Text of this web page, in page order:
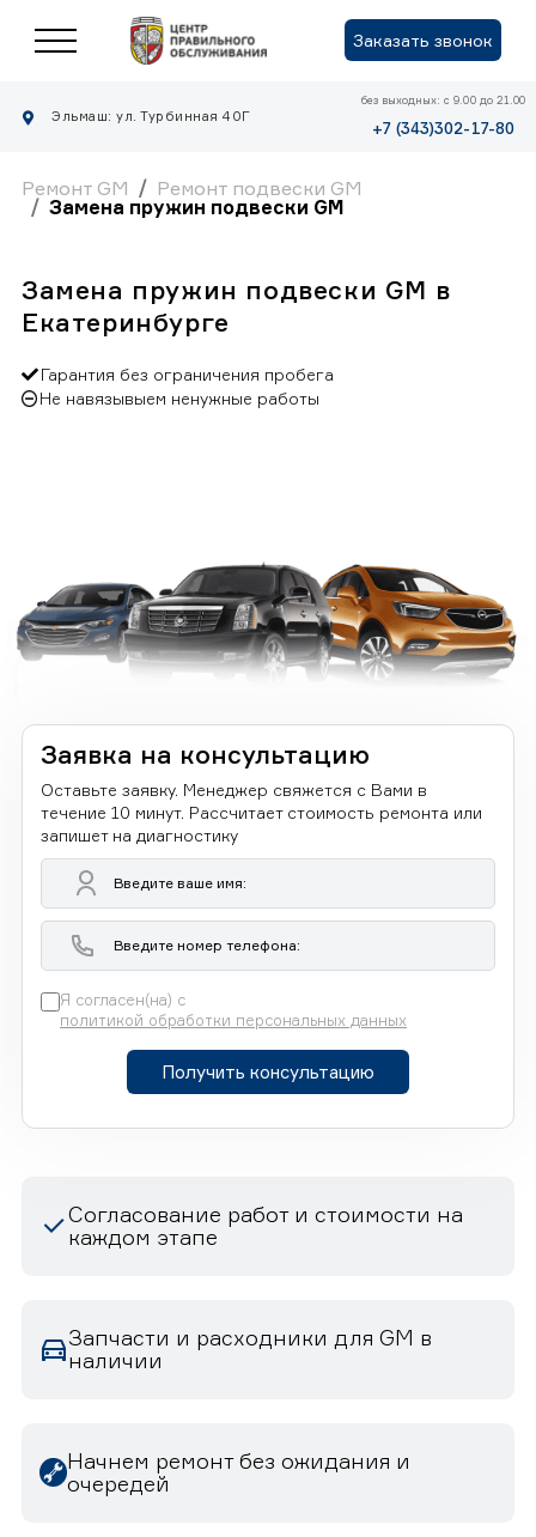
Заказать звонок
Эльмаш: ул. Турбинная 40Г
без выходных: с 9.00 до 21.00
+7 (343)302-17-80
Ремонт GM
Ремонт подвески GM
Замена пружин подвески GM
Замена пружин подвески GM в
Екатеринбурге
Гарантия без ограничения пробега
Не навязывыем ненужные работы
Заявка на консультацию
Оставьте заявку. Менеджер свяжется с Вами в
течение 10 минут. Рассчитает стоимость ремонта или
запишет на диагностику
Я согласен(на) с
политикой обработки персональных данных
Получить консультацию
Согласование работ и стоимости на
каждом этапе
Запчасти и расходники для GM в
наличии
Начнем ремонт без ожидания и
очередей